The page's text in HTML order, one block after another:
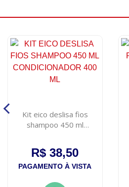
Kit eico deslisa fios
shampoo 450 ml
R$ 38,50
PAGAMENTO À VISTA